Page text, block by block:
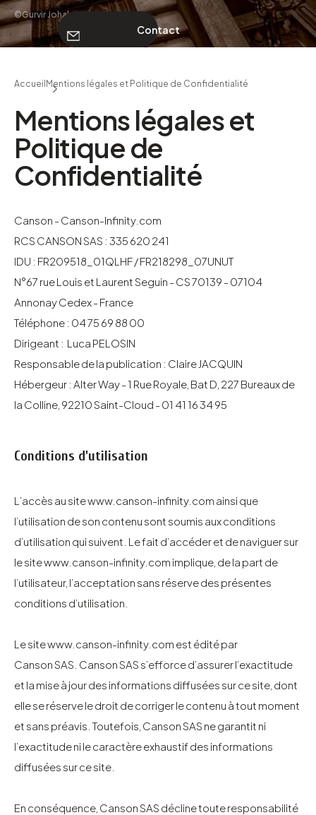
À PROPOS
©Gurvir Johal
Accueil Mentions légales et Politique de Confidentialité
Mentions légales et
Politique de
Confidentialité
Canson - Canson-Infinity.com
RCS CANSON SAS : 335 620 241
IDU : FR209518_01QLHF / FR218298_07UNUT
N°67 rue Louis et Laurent Seguin - CS 70139 - 07104
Annonay Cedex - France
Téléphone : 04 75 69 88 00
Dirigeant : Luca PELOSIN
Responsable de la publication : Claire JACQUIN
Hébergeur : Alter Way - 1 Rue Royale, Bat D, 227 Bureaux de
la Colline, 92210 Saint-Cloud - 01 41 16 34 95
Conditions d'utilisation
L’accès au sitewww.canson-infinity.com ainsi que
l’utilisation de son contenu sont soumis aux conditions
d’utilisation qui suivent. Le fait d’accéder et de naviguer sur
le sitewww.canson-infinity.com implique, de la part de
l’utilisateur, l’acceptation sans réserve des présentes
conditions d’utilisation.
Le sitewww.canson-infinity.com est édité par
Canson SAS. Canson SAS s’efforce d’assurer l’exactitude
et la mise à jour des informations diffusées sur ce site, dont
elle se réserve le droit de corriger le contenu à tout moment
et sans préavis. Toutefois, Canson SAS ne garantit ni
l’exactitude ni le caractère exhaustif des informations
diffusées sur ce site.
En conséquence, Canson SAS décline toute responsabilité